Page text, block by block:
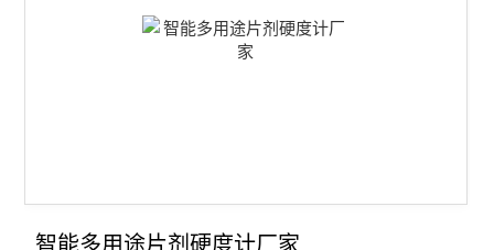
智能多用途片剂硬度计厂家